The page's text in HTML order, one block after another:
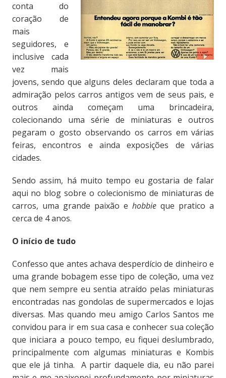
conta do
coração de
mais
seguidores, e
inclusive cada
vez mais
jovens, sendo que alguns deles declaram que toda a
admiração pelos carros antigos vem de seus pais, e
outros ainda começam uma brincadeira,
colecionando uma série de miniaturas e outros
pegaram o gosto observando os carros em várias
feiras, encontros e ainda exposições de várias
cidades.
Sendo assim, há muito tempo eu gostaria de falar
aqui no blog sobre o colecionismo de miniaturas de
carros, uma grande paixão ehobbie que pratico a
cerca de 4 anos.
O início de tudo
Confesso que antes achava desperdício de dinheiro e
uma grande bobagem esse tipo de coleção, uma vez
que nem sempre eu sentia atraído pelas miniaturas
encontradas nas gondolas de supermercados e lojas
diversas. Mas quando meu amigo Carlos Santos me
convidou para ir em sua casa e conhecer sua coleção
que iniciara a pouco tempo, eu fiquei deslumbrado,
principalmente com algumas miniaturas e Kombis
que ele já tinha. A partir daquele dia, eu não parei